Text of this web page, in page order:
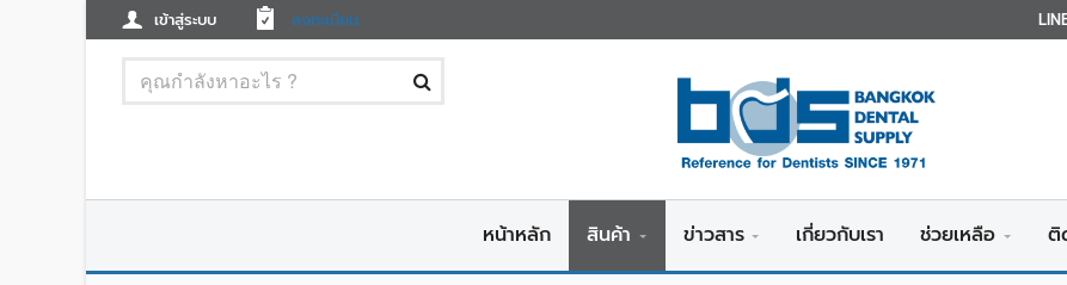
เข้าสู่ระบบ ลงทะเบียน
หน้าหลัก สินค้า ข่าวสาร เกี่ยวกับเรา ช่วยเหลือ ติ